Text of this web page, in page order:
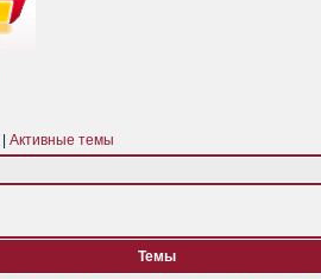
Активные темы
Темы